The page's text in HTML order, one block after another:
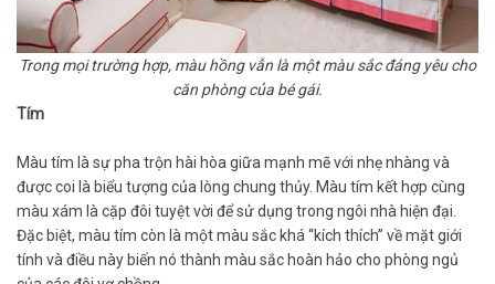
Trong mọi trường hợp, màu hồng vẫn là một màu sắc đáng yêu cho
căn phòng của bé gái.
Tím
Màu tím là sự pha trộn hài hòa giữa mạnh mẽ với nhẹ nhàng và
được coi là biểu tượng của lòng chung thủy. Màu tím kết hợp cùng
màu xám là cặp đôi tuyệt vời để sử dụng trong ngôi nhà hiện đại.
Đặc biệt, màu tím còn là một màu sắc khá “kích thích” về mặt giới
tính và điều này biến nó thành màu sắc hoàn hảo cho phòng ngủ